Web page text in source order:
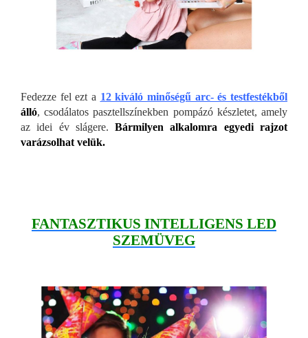
Fedezze fel ezt a 12 kiváló minőségű arc- és testfestékből
álló, csodálatos pasztellszínekben pompázó készletet, amely
az idei év slágere.Bármilyen alkalomra egyedi rajzot
varázsolhat velük.
FANTASZTIKUS INTELLIGENS LED
SZEMÜVEG